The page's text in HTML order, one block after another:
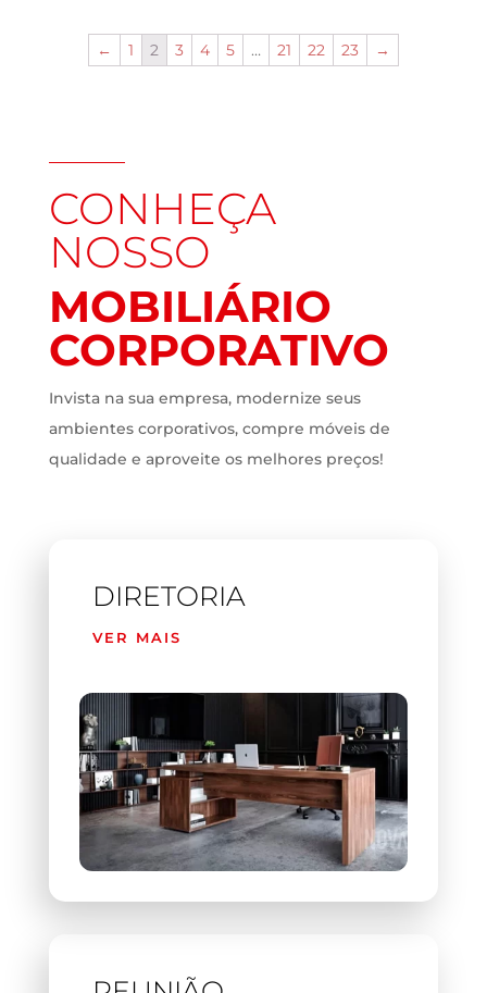
← 1 2 3 4 5 … 21 22 23 →
CONHEÇA
NOSSO
MOBILIÁRIO
CORPORATIVO
Invista na sua empresa, modernize seus
ambientes corporativos, compre móveis de
qualidade e aproveite os melhores preços!
DIRETORIA
VER MAIS